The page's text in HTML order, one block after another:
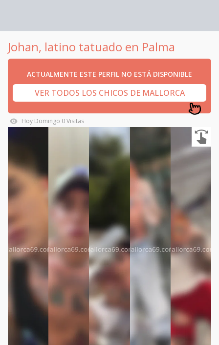
Johan, latino tatuado en Palma
ACTUALMENTE ESTE PERFIL NO ESTÁ DISPONIBLE
VER TODOS LOS CHICOS DE MALLORCA
Hoy Domingo 0Visitas